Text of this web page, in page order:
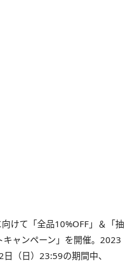
けて「全品10%OFF」＆「抽
ャンペーン」を開催。2023
（日）23:59の期間中、